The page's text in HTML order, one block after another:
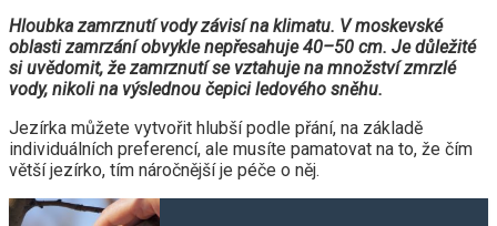
Hloubka zamrznutí vody závisí na klimatu. V moskevské
oblasti zamrzání obvykle nepřesahuje 40–50 cm. Je důležité
si uvědomit, že zamrznutí se vztahuje na množství zmrzlé
vody, nikoli na výslednou čepici ledového sněhu.
Jezírka můžete vytvořit hlubší podle přání, na základě
individuálních preferencí, ale musíte pamatovat na to, že čím
větší jezírko, tím náročnější je péče o něj.